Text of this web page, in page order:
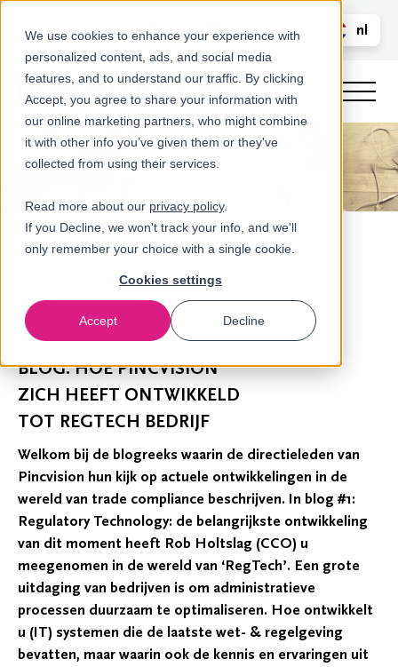
We use cookies to enhance your experience with
personalized content, ads, and social media
features, and to understand our traffic. By clicking
Accept, you agree to share your information with
our online marketing partners, who might combine
it with other info you’ve given them or they've
collected from using their services.
Read more about our privacy policy.
If you Decline, we won't track your info, and we'll
only remember your choice with a single cookie.
Cookies settings
Accept Decline
Bel ons LOGIN
nl
Nieuws
BLOG: HOE PINCVISION
ZICH HEEFT ONTWIKKELD
TOT REGTECH BEDRIJF
Welkom bij de blogreeks waarin de directieleden van
Pincvision hun kijk op actuele ontwikkelingen in de
wereld van trade compliance beschrijven. In blog #1:
Regulatory Technology: de belangrijkste ontwikkeling
van dit moment heeft Rob Holtslag (CCO) u
meegenomen in de wereld van ‘RegTech’. Een grote
uitdaging van bedrijven is om administratieve
processen duurzaam te optimaliseren. Hoe ontwikkelt
u (IT) systemen die de laatste wet- & regelgeving
bevatten, maar waarin ook de kennis en ervaringen uit